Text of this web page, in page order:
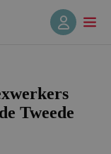
Tweede